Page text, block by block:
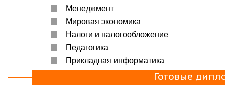
Менеджмент
Мировая экономика
Налоги и налогообложение
Педагогика
Прикладная информатика
Готовые